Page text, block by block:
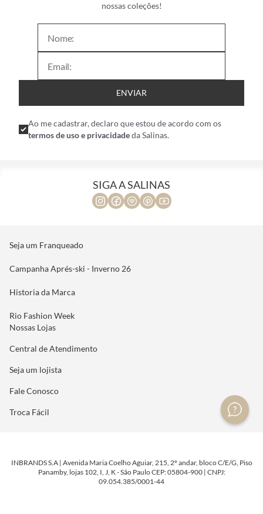
nossas coleções!
ENVIAR
Ao me cadastrar, declaro que estou de acordo com os
termos de uso e privacidadeda Salinas.
SIGA A SALINAS
Seja um Franqueado
Campanha Aprés-ski - Inverno 26
Historia da Marca
Rio Fashion Week
Nossas Lojas
Central de Atendimento
Seja um lojista
Fale Conosco
Troca Fácil
INBRANDS S.A | Avenida Maria Coelho Aguiar, 215, 2º andar, bloco C/E/G, Piso
Panamby, lojas 102, I, J, K - São Paulo CEP: 05804-900 | CNPJ:
09.054.385/0001-44